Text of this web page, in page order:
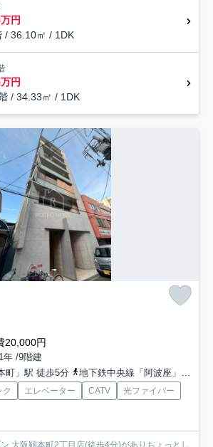
円
/ 36.10㎡ / 1DK
円
/ 34.33㎡ / 1DK
20,000円
年 /9階建
町」駅 徒歩5分
地下鉄中央線「阿波座」駅 徒歩10分
ク エレベーター CATV
光ファイバー
大阪靱本町2丁目店(徒歩4分)がありちょっとし